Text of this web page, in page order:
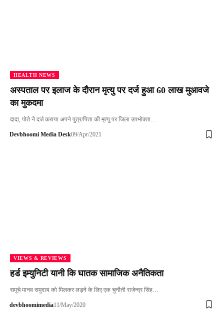
HEALTH NEWS
अस्पताल पर इलाज के दौरान मृत्यु पर दर्ज हुआ 60 लाख मुआवजे
का मुकदमा
दादा, पोते नेे दर्ज कराया अपने पुत्र/पिता की मृत्यु पर जिला उपभोक्ता…
Devbhoomi Media Desk09/Apr/2021
VIEWS & REVIEWS
हर्ड इम्युनिटी यानी कि घातक सामाजिक अनैतिकता
समूचे मानव समुदाय को मिलकर लड़ने के लिए एक चुनौती राजेन्द्र सिंह…
devbhoomimedia11/May/2020